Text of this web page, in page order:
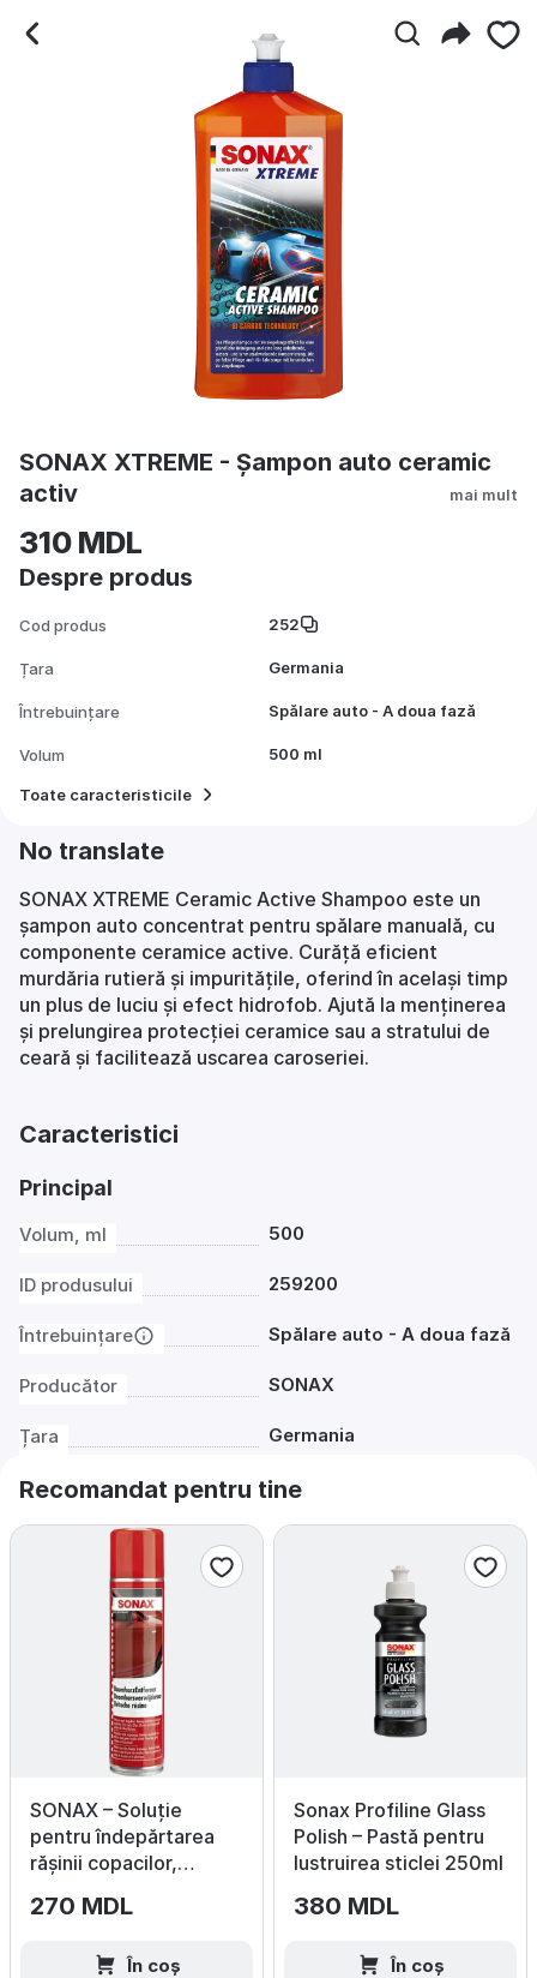
SONAX XTREME -
SONAX XTREME - Șampon auto ceramic
activ
mai mult
310 MDL
Despre produs
Cod produs 252
Țara Germania
Întrebuințare Spălare auto - A doua fază
Volum 500 ml
Toate caracteristicile
No translate
SONAX XTREME Ceramic Active Shampoo este un
șampon auto concentrat pentru spălare manuală, cu
componente ceramice active. Curăță eficient
murdăria rutieră și impuritățile, oferind în același timp
un plus de luciu și efect hidrofob. Ajută la menținerea
și prelungirea protecției ceramice sau a stratului de
ceară și facilitează uscarea caroseriei.
Caracteristici
Principal
Volum, ml 500
ID produsului 259200
Întrebuințare Spălare auto - A doua fază
Producător SONAX
Țara Germania
Recomandat pentru tine
SONAX – Soluție
pentru îndepărtarea
rășinii copacilor,
270 MDL
În coș
Sonax Profiline Glass
Polish – Pastă pentru
lustruirea sticlei 250ml
380 MDL
În coș